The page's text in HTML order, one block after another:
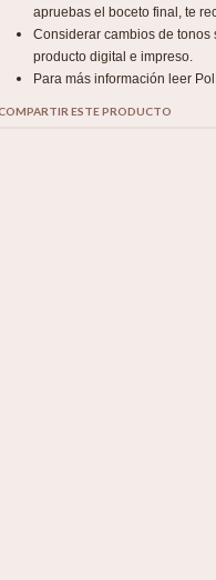
apruebas el boceto final, te
Considerar cambios de tonos
producto digital e impreso.
Para más información leer
ESTE PRODUCTO